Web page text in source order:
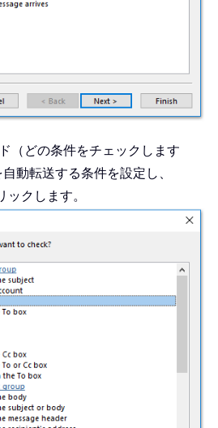
（どの条件をチェックします
動転送する条件を設定し、
ックします。